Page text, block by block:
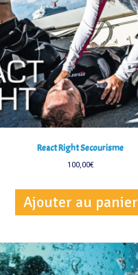
React Right Secourisme
100,00€
Ajouter au panier